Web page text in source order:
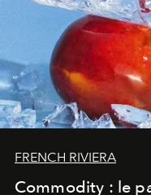
FRENCH RIVIERA
Commodity : le